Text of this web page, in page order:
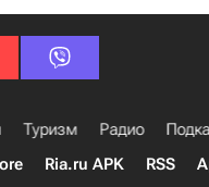
Туризм Радио
Ria.ru APK RSS